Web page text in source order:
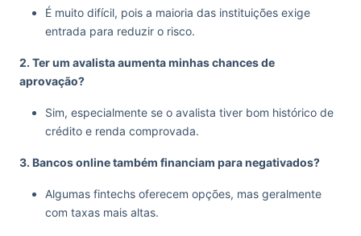
É muito difícil, pois a maioria das instituições exige
entrada para reduzir o risco.
2. Ter um avalista aumenta minhas chances de
aprovação?
Sim, especialmente se o avalista tiver bom histórico de
crédito e renda comprovada.
3. Bancos online também financiam para negativados?
Algumas fintechs oferecem opções, mas geralmente
com taxas mais altas.